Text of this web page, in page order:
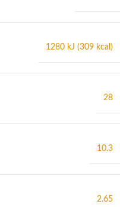
1280 kJ (309 kcal)
28
10.3
2.65